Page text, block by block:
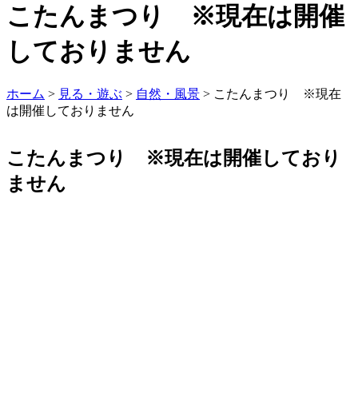
こたんまつり ※現在は開催
しておりません
ホーム > 見る・遊ぶ > 自然・風景 > こたんまつり ※現在
は開催しておりません
こたんまつり ※現在は開催しており
ません